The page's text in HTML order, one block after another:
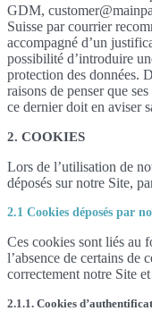
GDM,
Suisse par courrier
accompagné d’un
possibilité d’introduire
protection des données.
raisons de penser que
ce dernier doit en aviser
2. COOKIES
Lors de l’utilisation de
déposés sur notre Site,
2.1 Cookies déposés par
Ces cookies sont liés au
l’absence de certains de
correctement notre Site
2.1.1. Cookies